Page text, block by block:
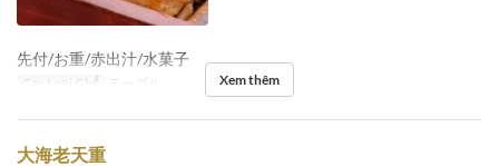
先付/お重/赤出汁/水菓子
Các Loại Ghế テーブル Xem thêm
大海老天重